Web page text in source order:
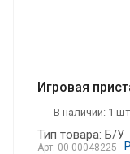
Игровая
В наличии: 1 шт.
Тип товара: Б/У
Арт. 00-00048225